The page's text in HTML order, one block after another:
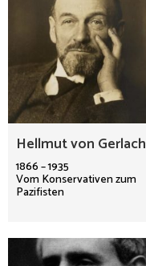
Hellmut von Gerlach
1866 – 1935
Vom Konservativen zum
Pazifisten